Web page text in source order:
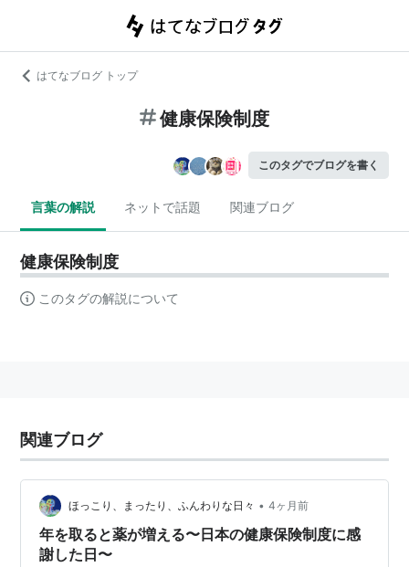
はてなブログ トップ
健康保険制度
このタグでブログを書く
言葉の解説 ネットで話題 関連ブログ
健康保険制度
このタグの解説について
関連ブログ
ほっこり、まったり、ふんわりな日々 • 4ヶ月前
年を取ると薬が増える〜日本の健康保険制度に感
謝した日〜